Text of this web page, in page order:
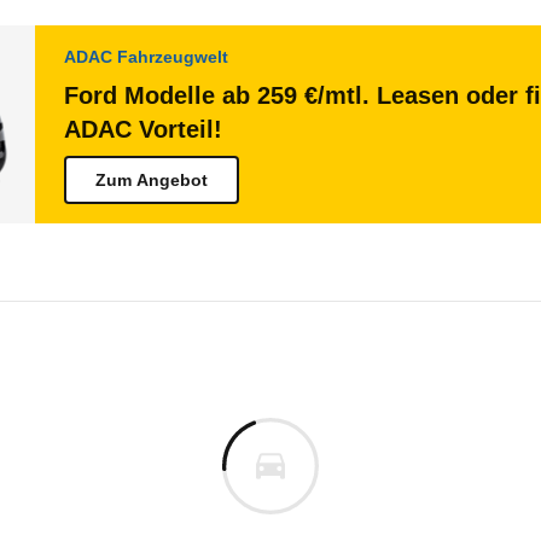
ADAC Fahrzeugwelt
Ford Modelle ab 259 €/mtl. Leasen oder
ADAC Vorteil!
Zum Angebot